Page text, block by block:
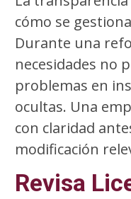
cómo se
Durante una
necesidades no
problemas en
ocultas. Una
con claridad
modificación
Revisa